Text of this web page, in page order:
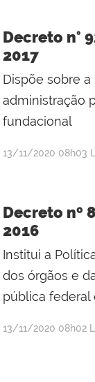
Decreto n°
2017
Dispõe sobre
administração
fundacional
publicado
13/11/2020 08h03
Decreto nº
2016
Institui a
dos órgãos e
pública federal
publicado
13/11/2020 08h02